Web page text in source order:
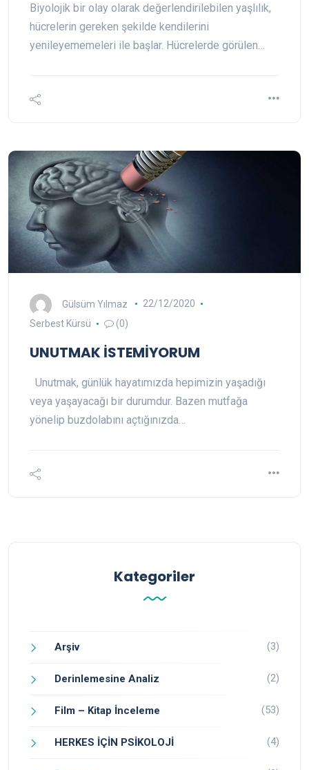
Biyolojik bir olay olarak değerlendirilebilen yaşlılık,
hücrelerin gereken şekilde kendilerini
yenileyememeleri ile başlar. Hücrelerde görülen…
Gülsüm Yılmaz
22/12/2020
Serbest Kürsü
(0)
UNUTMAK İSTEMİYORUM
Unutmak, günlük hayatımızda hepimizin yaşadığı
veya yaşayacağı bir durumdur. Bazen mutfağa
yönelip buzdolabını açtığınızda…
Kategoriler
Arşiv (3)
Derinlemesine Analiz (2)
Film – Kitap İnceleme (53)
HERKES İÇİN PSİKOLOJİ (4)